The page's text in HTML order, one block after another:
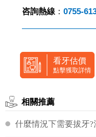
咨詢熱線 ：0755-
看牙估價
點擊獲取詳情
相關推薦
什麼情況下需要拔牙?